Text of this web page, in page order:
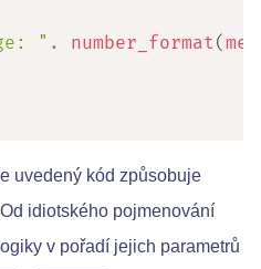
" . number_format(
uvedený kód způsobuje
idiotského pojmenování
v pořadí jejich parametrů